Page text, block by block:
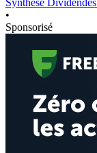
Synthèse Dividendes
•
Sponsorisé